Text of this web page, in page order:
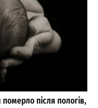
після пологів,